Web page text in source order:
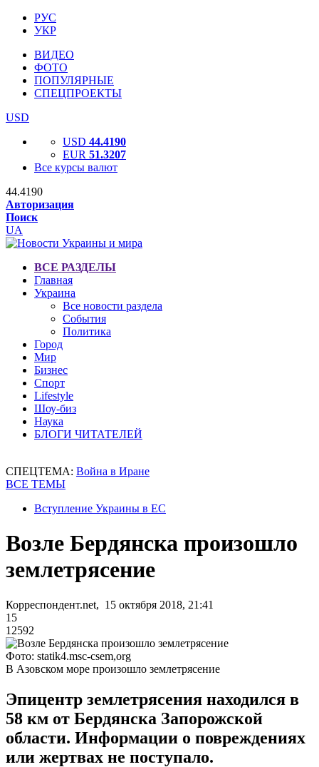
РУС
УКР
ВИДЕО
ФОТО
ПОПУЛЯРНЫЕ
СПЕЦПРОЕКТЫ
USD
USD 44.4190
EUR 51.3207
Все курсы валют
44.4190
Авторизация
Поиск
UA
ВСЕ РАЗДЕЛЫ
Главная
Украина
Все новости раздела
События
Политика
Город
Мир
Бизнес
Спорт
Lifestyle
Шоу-биз
Наука
БЛОГИ ЧИТАТЕЛЕЙ
СПЕЦТЕМА: Война в Иране
ВСЕ ТЕМЫ
Вступление Украины в ЕС
Возле Бердянска произошло
землетрясение
Корреспондент.net, 15 октября 2018, 21:41
15
12592
Фото: statik4.msc-csem,org
В Азовском море произошло землетрясение
Эпицентр землетрясения находился в
58 км от Бердянска Запорожской
области. Информации о повреждениях
или жертвах не поступало.